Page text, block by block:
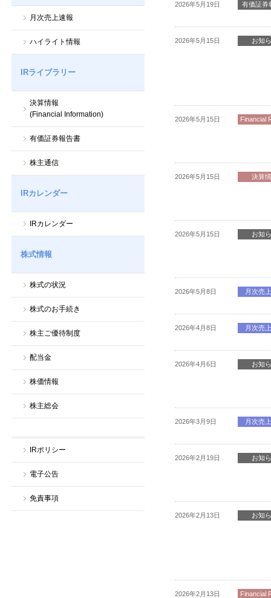
月次売上速報
ハイライト情報
IRライブラリー
決算情報
(Financial Information)
有価証券報告書
株主通信
IRカレンダー
IRカレンダー
株式情報
株式の状況
株式のお手続き
株主ご優待制度
配当金
株価情報
株主総会
IRポリシー
電子公告
免責事項
2026年5月19日 有価証券
2026年5月15日 お知
2026年5月15日 Financial
2026年5月15日 決算
2026年5月15日 お知
2026年5月8日 月次売
2026年4月8日 月次売
2026年4月6日 お知
2026年3月9日 月次売
2026年2月19日 お知
2026年2月13日 お知
2026年2月13日 Financial